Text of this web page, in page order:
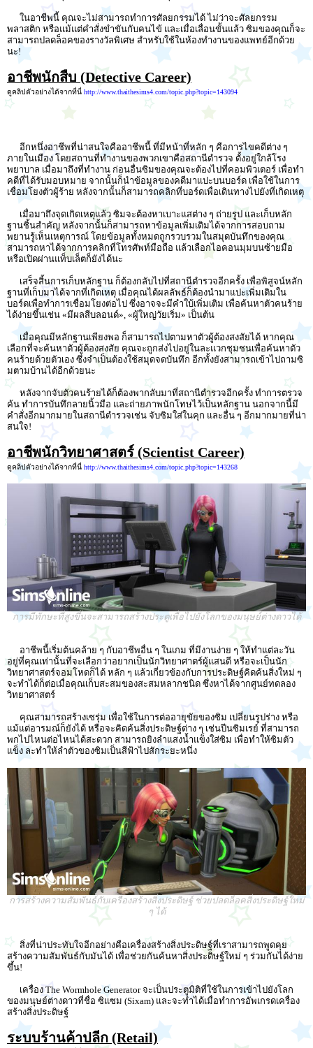
ในอาชีพนี้ คุณจะไม่สามารถทำการศัลยกรรมได้ ไม่ว่าจะศัลยกรรม
พลาสติก หรือแม้แต่คำสั่งขำขันกับคนไข้ และเมื่อเลื่อนขั้นแล้ว ซิมของคุณก็จะ
สามารถปลดล็อคของรางวัลพิเศษ สำหรับใช้ในห้องทำงานของแพทย์อีกด้วย
นะ!
อาชีพนักสืบ (Detective Career)
ดูคลิปตัวอย่างได้จากที่นี่ http://www.thaithesims4.com/topic.php?topic=143094
อีกหนึ่งอาชีพที่น่าสนใจคืออาชีพนี้ ที่มีหน้าที่หลัก ๆ คือการไขคดีต่าง ๆ
ภายในเมือง โดยสถานที่ทำงานของพวกเขาคือสถานีตำรวจ ตั้งอยู่ใกล้โรง
พยาบาล เมื่อมาถึงที่ทำงาน ก่อนอื่นซิมของคุณจะต้องไปที่คอมพิวเตอร์ เพื่อทำ
คดีที่ได้รับมอบหมาย จากนั้นก็นำข้อมูลของคดีมาแปะบนบอร์ด เพื่อใช้ในการ
เชื่อมโยงตัวผู้ร้าย หลังจากนั้นก็สามารถคลิกที่บอร์ดเพื่อเดินทางไปยังที่เกิดเหตุ
เมื่อมาถึงจุดเกิดเหตุแล้ว ซิมจะต้องหาเบาะแสต่าง ๆ ถ่ายรูป และเก็บหลัก
ฐานชิ้นสำคัญ หลังจากนั้นก็สามารถหาข้อมูลเพิ่มเติมได้จากการสอบถาม
พยานรู้เห็นเหตุการณ์ โดยข้อมูลทั้งหมดถูกรวบรวมในสมุดบันทึกของคุณ
สามารถหาได้จากการคลิกที่โทรศัพท์มือถือ แล้วเลือกไอคอนมุมบนซ้ายมือ
หรือเปิดผ่านแท็บเล็ตก็ยังได้นะ
เสร็จสิ้นการเก็บหลักฐาน ก็ต้องกลับไปที่สถานีตำรวจอีกครั้ง เพื่อพิสูจน์หลัก
ฐานที่เก็บมาได้จากที่เกิดเหตุ เมื่อคุณได้ผลลัพธ์ก็ต้องนำมาแปะเพิ่มเติมใน
บอร์ดเพื่อทำการเชื่อมโยงต่อไป ซึ่งอาจจะมีคำใบ้เพิ่มเติม เพื่อค้นหาตัวคนร้าย
ได้ง่ายขึ้นเช่น «มีผลสีบลอนด์», «ผู้ใหญ่วัยเริ่ม» เป็นต้น
เมื่อคุณมีหลักฐานเพียงพอ ก็สามารถไปตามหาตัวผู้ต้องสงสัยได้ หากคุณ
เลือกที่จะค้นหาตัวผู้ต้องสงสัย คุณจะถูกส่งไปอยู่ในละแวกชุมชนเพื่อค้นหาตัว
คนร้ายด้วยตัวเอง ซึ่งจำเป็นต้องใช้สมุดจดบันทึก อีกทั้งยังสามารถเข้าไปถามซิ
มตามบ้านได้อีกด้วยนะ
หลังจากจับตัวคนร้ายได้ก็ต้องพากลับมาที่สถานีตำรวจอีกครั้ง ทำการตรวจ
ค้น ทำการบันทึกลายนิ้วมือ และถ่ายภาพนักโทษไว้เป็นหลักฐาน นอกจากนี้มี
คำสั่งอีกมากมายในสถานีตำรวจเช่น จับซิมใส่ในคุก และอื่น ๆ อีกมากมายที่น่า
สนใจ!
อาชีพนักวิทยาศาสตร์ (Scientist Career)
ดูคลิปตัวอย่างได้จากที่นี่ http://www.thaithesims4.com/topic.php?topic=143268
การมีทักษะที่สูงขึ้นจะสามารถสร้างประตูเพื่อไปยังโลกของมนุษย์ต่างดาวได้
อาชีพนี้เริ่มต้นคล้าย ๆ กับอาชีพอื่น ๆ ในเกม ที่มีงานง่าย ๆ ให้ทำแต่ละวัน
อยู่ที่คุณเท่านั้นที่จะเลือกว่าอยากเป็นนักวิทยาศาตร์ผู้แสนดี หรือจะเป็นนัก
วิทยาศาสตร์จอมโหดก็ได้ หลัก ๆ แล้วเกี่ยวข้องกับการประดิษฐ์คิดค้นสิ่งใหม่ ๆ
จะทำได้ก็ต่อเมื่อคุณเก็บสะสมของสะสมหลากชนิด ซึ่งหาได้จากศูนย์ทดลอง
วิทยาศาสตร์
คุณสามารถสร้างเซรุ่ม เพื่อใช้ในการต่ออายุขัยของซิม เปลี่ยนรูปร่าง หรือ
แม้แต่อารมณ์ก็ยังได้ หรือจะคิดค้นสิ่งประดิษฐ์ต่าง ๆ เช่นปีนซิมเรย์ ที่สามารถ
พกไปไหนต่อไหนได้สะดวก สามารถยิงลำแสงน้ำแข็งใส่ซิม เพื่อทำให้ซิมตัว
แข็ง ละทำให้ลำตัวของซิมเป็นสีฟ้าไปสักระยะหนึ่ง
การสร้างความสัมพันธ์กับเครื่องสร้างสิ่งประดิษฐ์ ช่วยปลดล็อคสิ่งประดิษฐ์ใหม่
ๆ ได้
สิ่งที่น่าประทับใจอีกอย่างคือเครื่องสร้างสิ่งประดิษฐ์ที่เราสามารถพูดคุย
สร้างความสัมพันธ์กับมันได้ เพื่อช่วยกันค้นหาสิ่งประดิษฐ์ใหม่ ๆ ร่วมกันได้ง่าย
ขึ้น!
เครื่อง The Wormhole Generator จะเป็นประตูมิติที่ใช้ในการเข้าไปยังโลก
ของมนุษย์ต่างดาวที่ชื่อ ซิแซม (Sixam) และจะทำได้เมื่อทำการอัพเกรดเครื่อง
สร้างสิ่งประดิษฐ์
ระบบร้านค้าปลีก (Retail)